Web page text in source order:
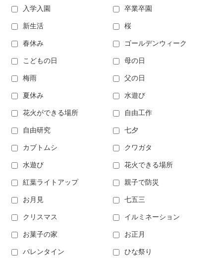
入学入園 卒業卒園
新生活 桜
春休み ゴールデンウィーク
こどもの日 母の日
梅雨 父の日
夏休み 水遊び
花火ができる場所 自由工作
自由研究 七夕
カブトムシ クワガタ
水遊び 花火できる場所
紅葉ライトアップ 親子で防災
お月見 七五三
クリスマス イルミネーション
お菓子の家 お正月
バレンタイン ひな祭り